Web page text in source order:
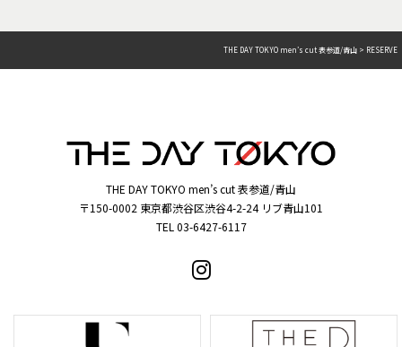
THE DAY TOKYO men’s cut 表参道/青山 > RESERVE
THE DAY TOKYO men’s cut 表参道/青山
〒150-0002 東京都渋谷区渋谷4-2-24 リブ青山101
TEL 03-6427-6117